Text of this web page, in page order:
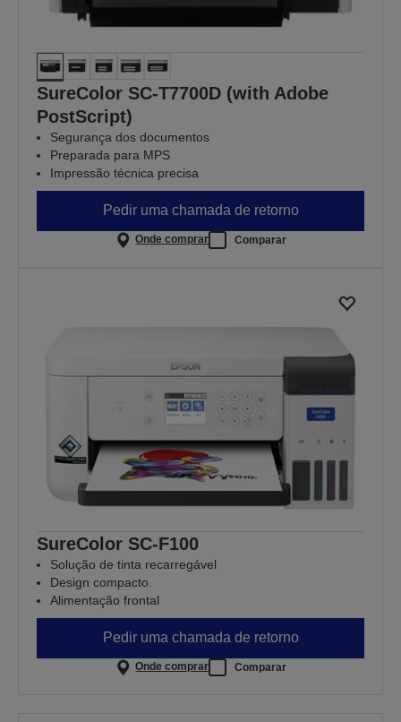
SureColor SC-T7700D (with Adobe
PostScript)
Segurança dos documentos
Preparada para MPS
Impressão técnica precisa
Pedir uma chamada de retorno
Onde comprar Comparar
SureColor SC-F100
Solução de tinta recarregável
Design compacto.
Alimentação frontal
Pedir uma chamada de retorno
Onde comprar Comparar